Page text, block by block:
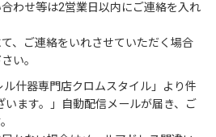
わせ等は2営業日以内にご連絡を入れ
、ご連絡をいれさせていただく場合
い。
什器専門店クロムスタイル」より件
ます。」自動配信メールが届き、ご